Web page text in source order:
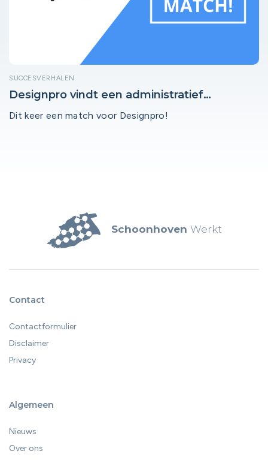
SUCCESVERHALEN
Designpro vindt een administratief
Dit keer een match voor Designpro!
Schoonhoven Werkt
Contact
Contactformulier
Disclaimer
Privacy
Algemeen
Nieuws
Over ons